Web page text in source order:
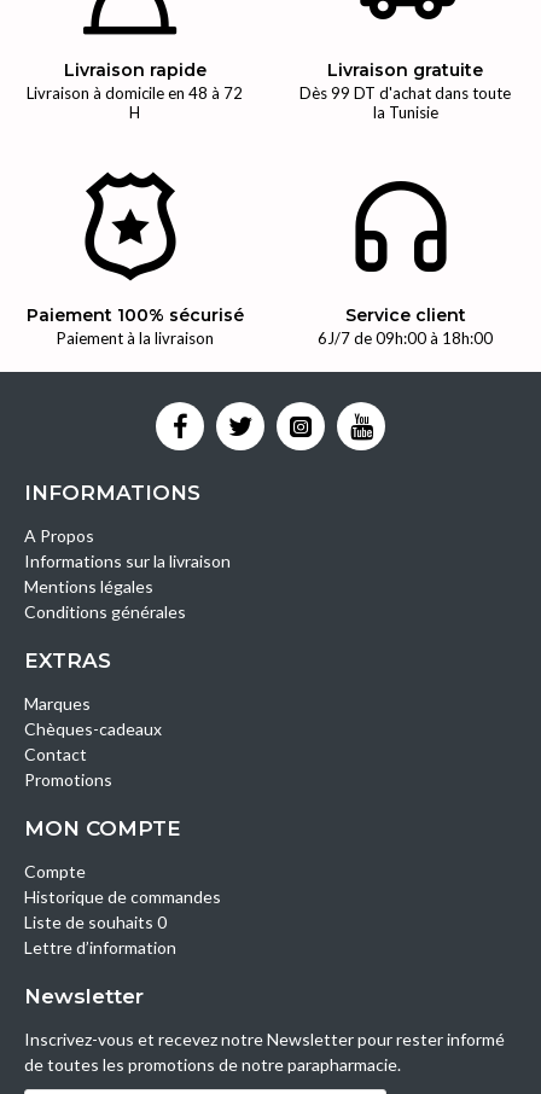
Livraison rapide
Livraison à domicile en 48 à 72
H
Livraison gratuite
Dès 99 DT d'achat dans toute
la Tunisie
Paiement 100% sécurisé
Paiement à la livraison
Service client
6J/7 de 09h:00 à 18h:00
INFORMATIONS
A Propos
Informations sur la livraison
Mentions légales
Conditions générales
EXTRAS
Marques
Chèques-cadeaux
Contact
Promotions
MON COMPTE
Compte
Historique de commandes
Liste de souhaits 0
Lettre d’information
Newsletter
Inscrivez-vous et recevez notre Newsletter pour rester informé
de toutes les promotions de notre parapharmacie.